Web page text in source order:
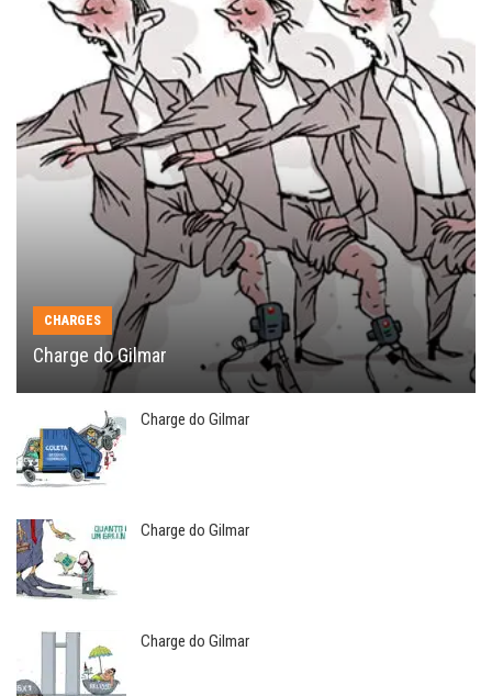
CHARGES
Charge do Gilmar
Charge do Gilmar
Charge do Gilmar
Charge do Gilmar